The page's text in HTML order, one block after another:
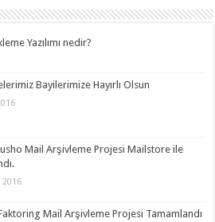
Yazılımı nedir?
Bayilerimize Hayırlı Olsun
Mail Arşivleme Projesi Mailstore ile
2016
Mail Arşivleme Projesi Tamamlandı